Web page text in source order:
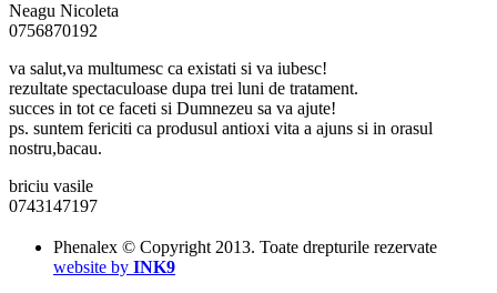
Neagu Nicoleta
0756870192
va salut,va multumesc ca existati si va iubesc!
rezultate spectaculoase dupa trei luni de tratament.
succes in tot ce faceti si Dumnezeu sa va ajute!
ps. suntem fericiti ca produsul antioxi vita a ajuns si in orasul
nostru,bacau.
briciu vasile
0743147197
Phenalex © Copyright 2013. Toate drepturile rezervate
website by INK9